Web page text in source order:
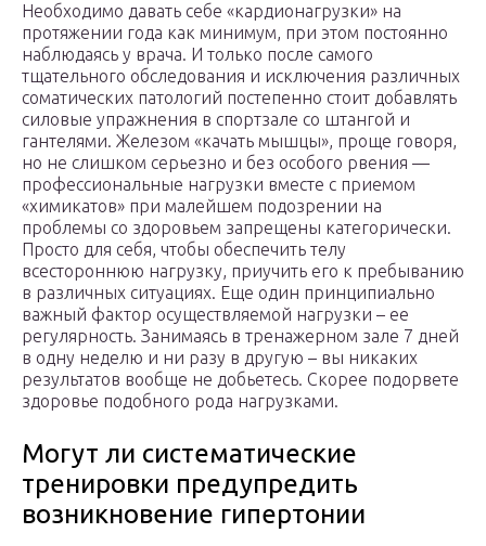
Необходимо давать себе «кардионагрузки» на
протяжении года как минимум, при этом постоянно
наблюдаясь у врача. И только после самого
тщательного обследования и исключения различных
соматических патологий постепенно стоит добавлять
силовые упражнения в спортзале со штангой и
гантелями. Железом «качать мышцы», проще говоря,
но не слишком серьезно и без особого рвения —
профессиональные нагрузки вместе с приемом
«химикатов» при малейшем подозрении на
проблемы со здоровьем запрещены категорически.
Просто для себя, чтобы обеспечить телу
всестороннюю нагрузку, приучить его к пребыванию
в различных ситуациях. Еще один принципиально
важный фактор осуществляемой нагрузки – ее
регулярность. Занимаясь в тренажерном зале 7 дней
в одну неделю и ни разу в другую – вы никаких
результатов вообще не добьетесь. Скорее подорвете
здоровье подобного рода нагрузками.
Могут ли систематические
тренировки предупредить
возникновение гипертонии